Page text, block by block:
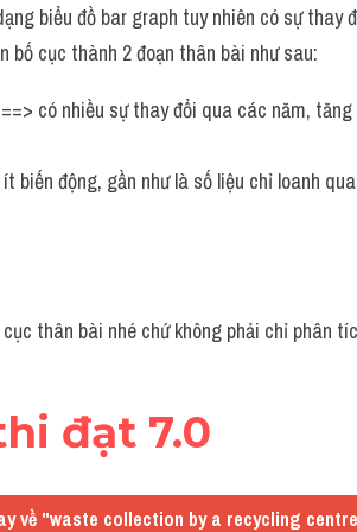
biểu đồ bar graph tuy nhiên có sự thay
bố cục thành 2 đoạn thân bài như sau:
có nhiều sự thay đổi qua các năm,
biến động, gần như là số liệu chỉ loanh
thân bài nhé chứ không phải chỉ phân
đạt 7.0
về "waste collection by a recycling